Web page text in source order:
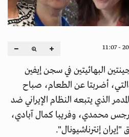
البهائيتين في سجن إيفين
أضربتا عن الطعام، صباح
الذي يتبعه النظام الإيراني ضد
محمدي، وفريبا كمال آبادي،
إنترناشيونال".